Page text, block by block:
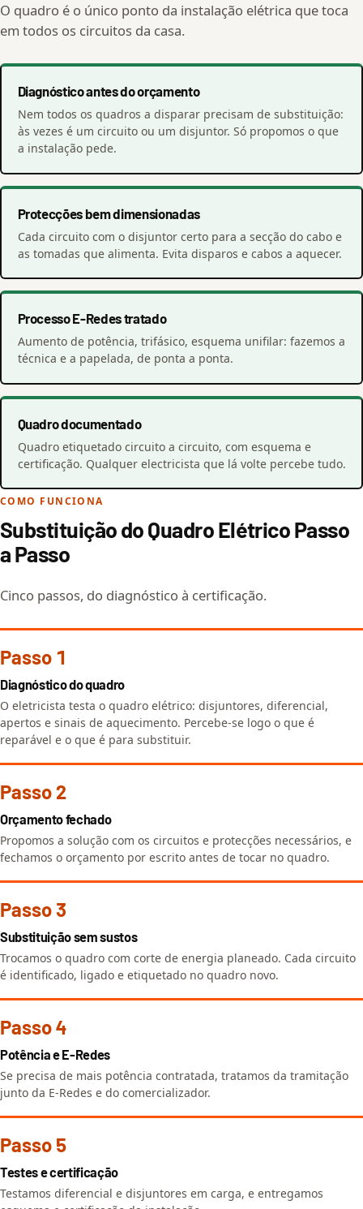
O quadro é o único ponto da instalação elétrica que toca
em todos os circuitos da casa.
Diagnóstico antes do orçamento
Nem todos os quadros a disparar precisam de substituição:
às vezes é um circuito ou um disjuntor. Só propomos o que
a instalação pede.
Protecções bem dimensionadas
Cada circuito com o disjuntor certo para a secção do cabo e
as tomadas que alimenta. Evita disparos e cabos a aquecer.
Processo E-Redes tratado
Aumento de potência, trifásico, esquema unifilar: fazemos a
técnica e a papelada, de ponta a ponta.
Quadro documentado
Quadro etiquetado circuito a circuito, com esquema e
certificação. Qualquer electricista que lá volte percebe tudo.
COMO FUNCIONA
Substituição do Quadro Elétrico Passo
a Passo
Cinco passos, do diagnóstico à certificação.
Passo 1
Diagnóstico do quadro
O eletricista testa o quadro elétrico: disjuntores, diferencial,
apertos e sinais de aquecimento. Percebe-se logo o que é
reparável e o que é para substituir.
Passo 2
Orçamento fechado
Propomos a solução com os circuitos e protecções necessários, e
fechamos o orçamento por escrito antes de tocar no quadro.
Passo 3
Substituição sem sustos
Trocamos o quadro com corte de energia planeado. Cada circuito
é identificado, ligado e etiquetado no quadro novo.
Passo 4
Potência e E-Redes
Se precisa de mais potência contratada, tratamos da tramitação
junto da E-Redes e do comercializador.
Passo 5
Testes e certificação
Testamos diferencial e disjuntores em carga, e entregamos